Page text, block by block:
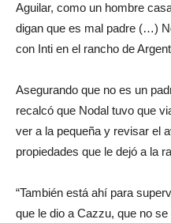
Aguilar, como un hombre
digan que es mal padre (…)
con Inti en el rancho de
Asegurando que no es un
recalcó que Nodal tuvo que
ver a la pequeña y revisar el
propiedades que le dejó a la
“También está ahí para
que le dio a Cazzu, que no